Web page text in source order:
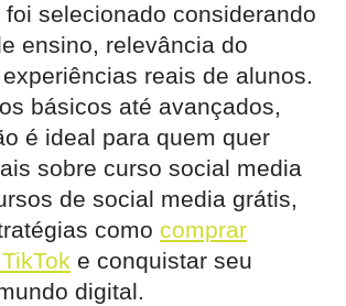
foi selecionado considerando
ensino, relevância do
reais de alunos.
básicos até avançados,
é ideal para quem quer
sobre curso social media
de social media grátis,
como comprar
e conquistar seu
digital.